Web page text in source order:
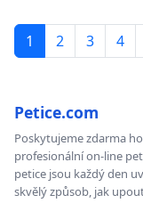
1 2 3 4
Petice.com
Poskytujeme zdarma
profesionální on-line
petice jsou každý den
skvělý způsob, jak